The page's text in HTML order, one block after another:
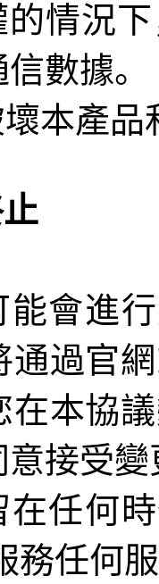
的情況
數據。
本產品
能會進
通過官
在本協
接受
在任何
務任何